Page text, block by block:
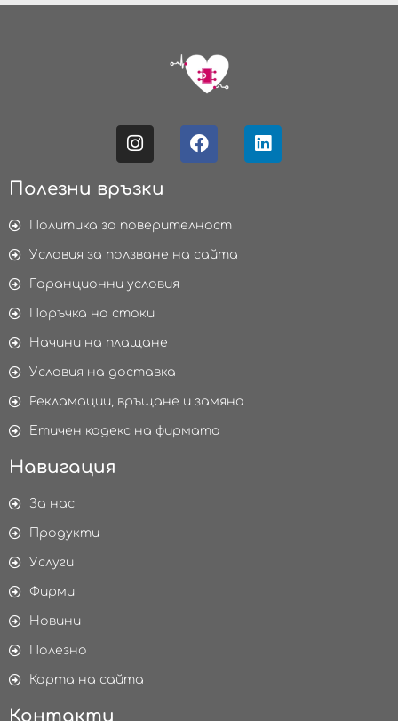
Полезни връзки
Политика за поверителност
Условия за ползване на сайта
Гаранционни условия
Поръчка на стоки
Начини на плащане
Условия на доставка
Рекламации, връщане и замяна
Етичен кодекс на фирмата
Навигация
За нас
Продукти
Услуги
Фирми
Новини
Полезно
Карта на сайта
Контакти